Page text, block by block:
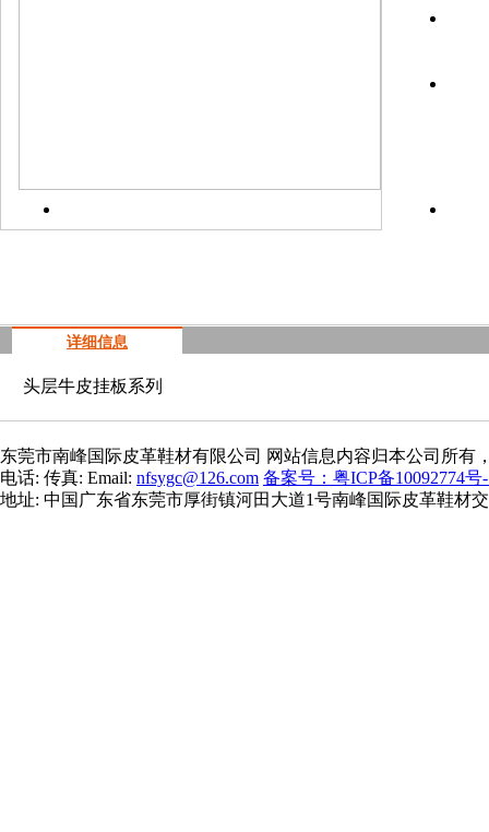
详细信息
头层牛皮挂板系列
东莞市南峰国际皮革鞋材有限公司 网站信息内容归本公司所有
电话: 传真: Email: nfsygc@126.com 备案号：粤ICP备10092774号
地址: 中国广东省东莞市厚街镇河田大道1号南峰国际皮革鞋材